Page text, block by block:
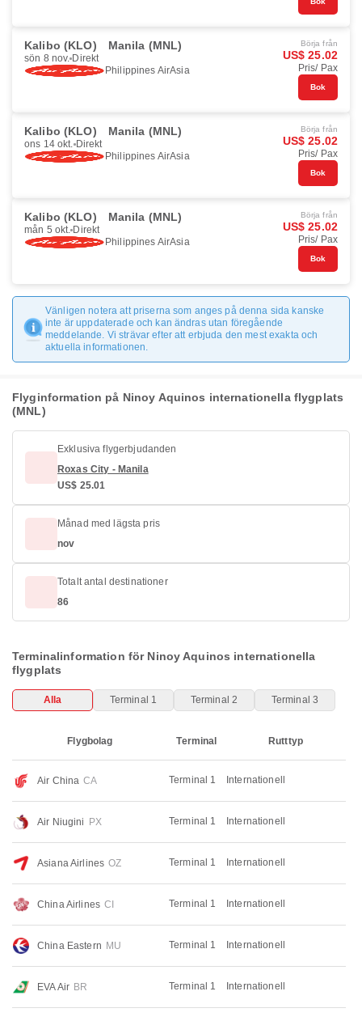
Kalibo (KLO) Manila (MNL)
sön 8 nov. Direkt
Philippines AirAsia
Börja från
US$ 25.02
Pris/ Pax
Bok
Kalibo (KLO) Manila (MNL)
ons 14 okt. Direkt
Philippines AirAsia
Börja från
US$ 25.02
Pris/ Pax
Bok
Kalibo (KLO) Manila (MNL)
mån 5 okt. Direkt
Philippines AirAsia
Börja från
US$ 25.02
Pris/ Pax
Bok
Vänligen notera att priserna som anges på denna sida kanske
inte är uppdaterade och kan ändras utan föregående
meddelande. Vi strävar efter att erbjuda den mest exakta och
aktuella informationen.
Flyginformation på Ninoy Aquinos internationella flygplats
(MNL)
Exklusiva flygerbjudanden
Roxas City - Manila
US$ 25.01
Månad med lägsta pris
nov
Totalt antal destinationer
86
Terminalinformation för Ninoy Aquinos internationella
flygplats
Alla Terminal 1 Terminal 2 Terminal 3
Flygbolag Terminal Rutttyp
Air China CA Terminal 1 Internationell
Air Niugini PX Terminal 1 Internationell
Asiana Airlines OZ Terminal 1 Internationell
China Airlines CI Terminal 1 Internationell
China Eastern MU Terminal 1 Internationell
EVA Air BR Terminal 1 Internationell